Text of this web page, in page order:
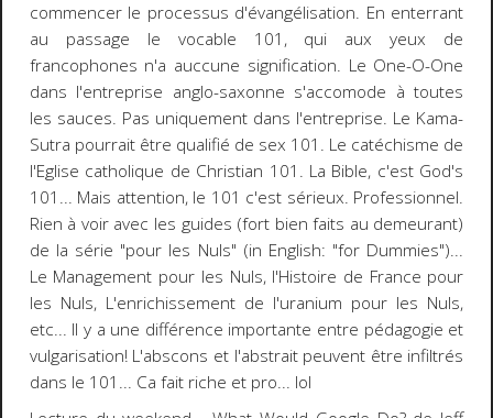
commencer le processus d'évangélisation. En enterrant
au passage le vocable 101, qui aux yeux de
francophones n'a auccune signification. Le One-O-One
dans l'entreprise anglo-saxonne s'accomode à toutes
les sauces. Pas uniquement dans l'entreprise. Le Kama-
Sutra pourrait être qualifié de sex 101 . Le catéchisme de
l'Eglise catholique de Christian 101 . La Bible, c'est God's
101 ... Mais attention, le 101 c'est sérieux. Professionnel.
Rien à voir avec les guides (fort bien faits au demeurant)
de la série "pour les Nuls" (in English: "for Dummies")...
Le Management pour les Nuls, l'Histoire de France pour
les Nuls, L'enrichissement de l'uranium pour les Nuls,
etc... Il y a une différence importante entre pédagogie et
vulgarisation! L'abscons et l'abstrait peuvent être infiltrés
dans le 101... Ca fait riche et pro... lol